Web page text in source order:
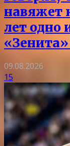
навяжет
лет одно
09.08.2026
15